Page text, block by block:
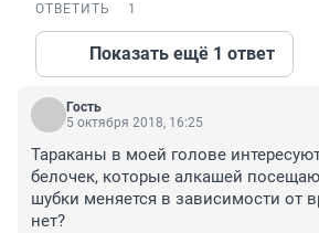
ОТВЕТИТЬ 1
Показать ещё 1 ответ
Гость
5 октября 2018, 16:25
Тараканы в моей голове
белочек, которые алкашей
шубки меняется в зависимости от
нет?